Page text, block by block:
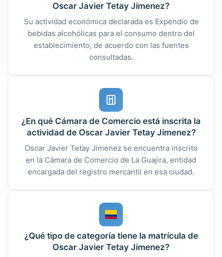
Oscar Javier Tetay Jimenez?
Su actividad económica declarada es Expendio de
bebidas alcohólicas para el consumo dentro del
establecimiento, de acuerdo con las fuentes
consultadas.
¿En qué Cámara de Comercio está inscrita la
actividad de Oscar Javier Tetay Jimenez?
Oscar Javier Tetay Jimenez se encuentra inscrito
en la Cámara de Comercio de La Guajira, entidad
encargada del registro mercantil en esa ciudad.
¿Qué tipo de categoría tiene la matrícula de
Oscar Javier Tetay Jimenez?